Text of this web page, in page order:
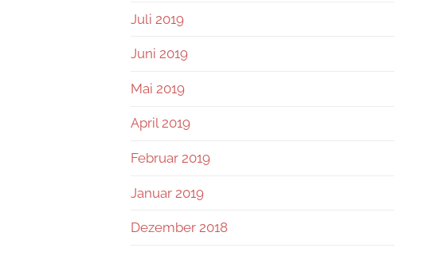
Juli 2019
Juni 2019
Mai 2019
April 2019
Februar 2019
Januar 2019
Dezember 2018